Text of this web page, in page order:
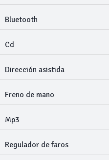
Bluetooth
Cd
Dirección asistida
Freno de mano
Mp3
Regulador de faros